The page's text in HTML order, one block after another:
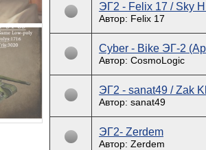
ЭГ2 - Felix 17 / Sky
Автор: Felix 17
Cyber - Bike ЭГ-2
Автор: CosmoLogic
ЭГ2 - sanat49 / Zak
Автор: sanat49
ЭГ2- Zerdem
Автор: Zerdem